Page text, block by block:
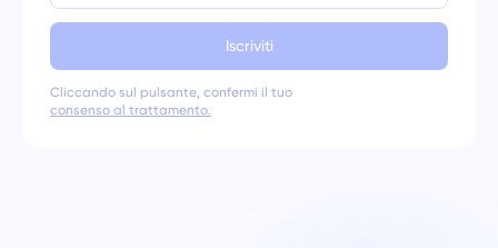
Iscriviti
Cliccando sul pulsante, confermi il tuo
consenso al trattamento.